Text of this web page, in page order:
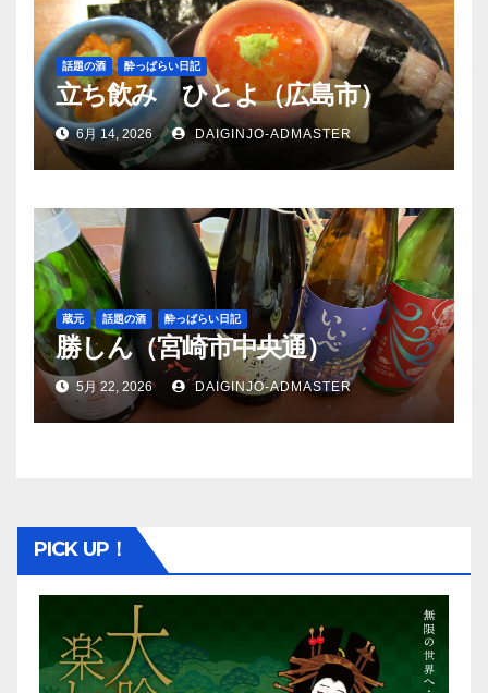
話題の酒 酔っぱらい日記
立ち飲み ひとよ（広島市）
6月 14, 2026 DAIGINJO-ADMASTER
蔵元 話題の酒 酔っぱらい日記
勝しん（宮崎市中央通）
5月 22, 2026 DAIGINJO-ADMASTER
PICK UP！